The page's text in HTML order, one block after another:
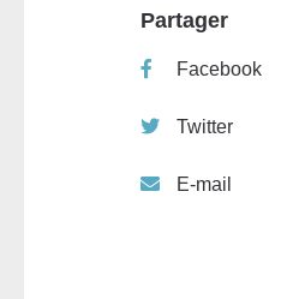
Partager
Facebook
Twitter
E-mail